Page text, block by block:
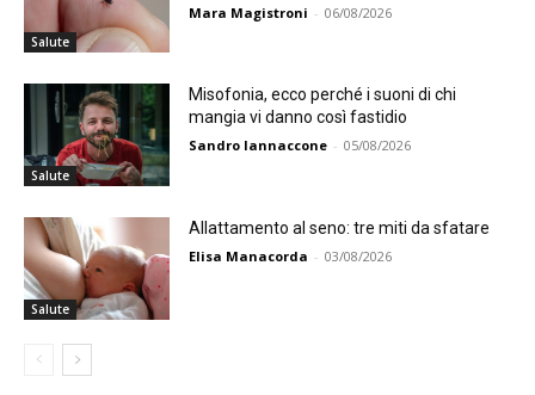
Salute
Mara Magistroni - 06/08/2026
Salute
Misofonia, ecco perché i suoni di chi
mangia vi danno così fastidio
Sandro Iannaccone - 05/08/2026
Salute
Allattamento al seno: tre miti da sfatare
Elisa Manacorda - 03/08/2026